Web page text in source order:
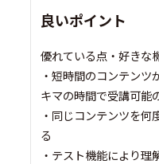
良いポイント
優れている点・好きな
・短時間のコンテンツ
キマの時間で受講可能
・同じコンテンツを
る
・テスト機能により理